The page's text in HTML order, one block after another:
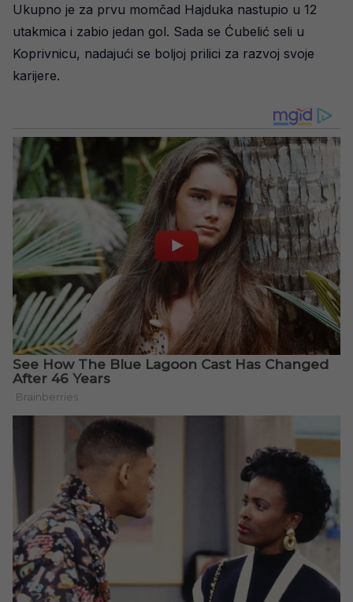
Ukupno je za prvu momčad Hajduka nastupio u 12
utakmica i zabio jedan gol. Sada se Ćubelić seli u
Koprivnicu, nadajući se boljoj prilici za razvoj svoje
karijere.